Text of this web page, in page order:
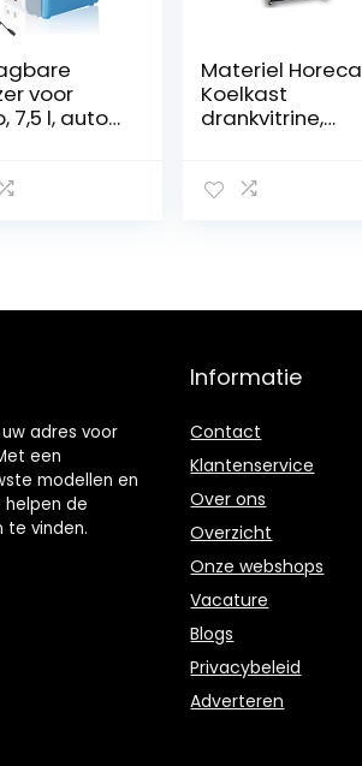
voor
7,5 l, auto
en
snacks
Materiel Horeca
Koelkast
drankvitrine,
(wit)
adres voor
een
modellen en
helpen de
vinden.
Informatie
Contact
Klantenservice
Over ons
Overzicht
Onze webshops
Vacature
Blogs
Privacybeleid
Adverteren